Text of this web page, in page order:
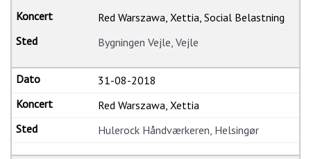
Red Warszawa, Xettia, Social Belastning
Bygningen Vejle, Vejle
31-08-2018
Red Warszawa, Xettia
Hulerock Håndværkeren, Helsingør